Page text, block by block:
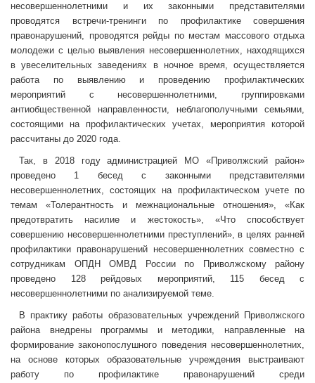
несовершеннолетними и их законными представителями
проводятся встречи-тренинги по профилактике совершения
правонарушений, проводятся рейды по местам массового отдыха
молодежи с целью выявления несовершеннолетних, находящихся
в увеселительных заведениях в ночное время, осуществляется
работа по выявлению и проведению профилактических
мероприятий с несовершеннолетними, группировками
антиобщественной направленности, неблагополучными семьями,
состоящими на профилактических учетах, мероприятия которой
рассчитаны до 2020 года.
Так, в 2018 году администрацией МО «Приволжский район»
проведено 1 бесед с законными представителями
несовершеннолетних, состоящих на профилактическом учете по
темам «Толерантность и межнациональные отношения», «Как
предотвратить насилие и жестокость», «Что способствует
совершению несовершеннолетними преступлений», в целях ранней
профилактики правонарушений несовершеннолетних совместно с
сотрудникам ОПДН ОМВД России по Приволжскому району
проведено 128 рейдовых мероприятий, 115 бесед с
несовершеннолетними по анализируемой теме.
В практику работы образовательных учреждений Приволжского
района внедрены программы и методики, направленные на
формирование законопослушного поведения несовершеннолетних,
на основе которых образовательные учреждения выстраивают
работу по профилактике правонарушений среди